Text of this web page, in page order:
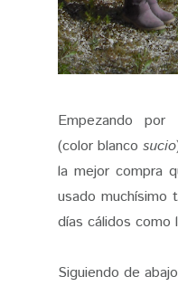
Empezando
(color blancosucio
la mejor compra
usado
días cálidos como
Siguiendo de